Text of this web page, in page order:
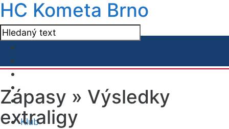
HC Kometa Brno
Klub
Zápasy » Výsledky
extraligy